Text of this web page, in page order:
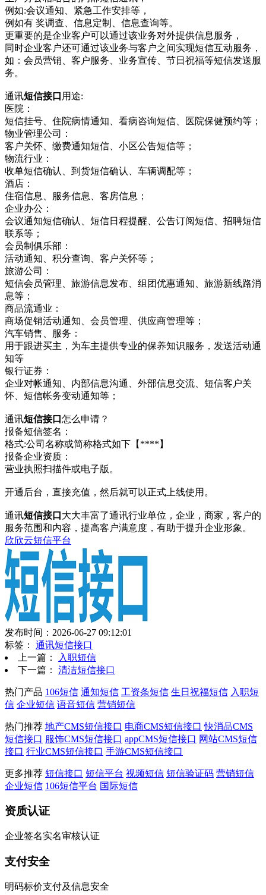
例如:会议通知、紧急工作安排等，
例如有 奖调查、信息定制、信息查询等。
更重要的是企业客户可以通过该业务对外提供信息服务，
同时企业客户还可通过该业务与客户之间实现短信互动服务，
如：会员营销、客户服务、业务宣传、节日祝福等短信发送服
务。
通讯短信接口 用途:
医院：
短信挂号、住院病情通知、看病咨询短信、医院保健预约等；
物业管理公司：
客户关怀、缴费通知短信、小区公告短信等；
物流行业：
收单短信确认、到货短信确认、车辆调配等；
酒店：
住宿信息、服务信息、客房信息；
企业办公：
会议通知短信确认、短信日程提醒、公告订阅短信、招聘短信
联系等；
会员制俱乐部：
活动通知、积分查询、客户关怀等；
旅游公司：
短信会员管理、旅游信息发布、组团优惠通知、旅游新线路消
息等；
商品流通业：
商场促销活动通知、会员管理、供应商管理等；
汽车销售、服务：
用于跟进买主，为车主提供专业的保养知识服务，发送活动通
知等
银行证券：
企业对帐通知、内部信息沟通、外部信息交流、短信客户关
怀、短信帐务变动通知等；
通讯短信接口 怎么申请？
报备短信签名：
格式:公司名称或简称格式如下【****】
报备企业资质：
营业执照扫描件或电子版。
开通后台，直接充值，然后就可以正式上线使用。
通讯短信接口 大大丰富了通讯行业单位，企业，商家，客户的
服务范围和内容，提高客户满意度，有助于提升企业形象。
欣欣云短信平台
发布时间：2026-06-27 09:12:01
标签： 通讯短信接口
上一篇：
入职短信
下一篇： 清洁短信接口
热门产品 106短信 通知短信 工资条短信 生日祝福短信 入职短
信 企业短信 语音短信 营销短信
热门推荐 地产CMS短信接口 电商CMS短信接口 快消品CMS
短信接口 服饰CMS短信接口 appCMS短信接口 网站CMS短信
接口 行业CMS短信接口 手游CMS短信接口
更多推荐 短信接口 短信平台 视频短信 短信验证码 营销短信
企业短信 106短信平台 国际短信
资质认证
企业签名实名审核认证
支付安全
明码标价支付及信息安全